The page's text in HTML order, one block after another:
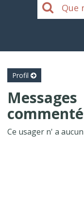
Profil
Messages
Ce usager n' a